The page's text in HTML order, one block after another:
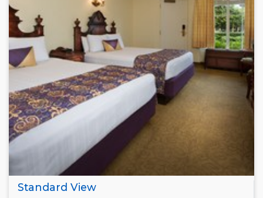
Standard View